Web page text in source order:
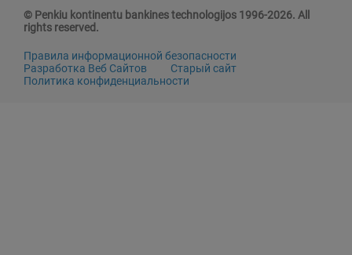
© Penkiu kontinentu bankines technologijos 1996-2026. All
rights reserved.
Правила информационной безопасности
Разработка Веб Сайтов
Старый сайт
Политика конфиденциальности